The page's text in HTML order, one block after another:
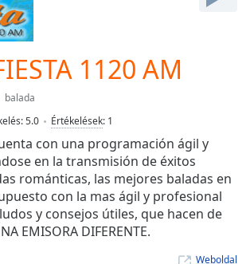
1120 AM
balada
5.0 Értékelések: 1
con una programación ágil y
en la transmisión de éxitos
románticas, las mejores baladas en
con la mas ágil y profesional
y consejos útiles, que hacen de
EMISORA DIFERENTE.
Weboldal